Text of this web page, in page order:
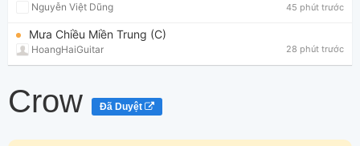
Nguyễn Việt Dũng 45 phút trước
Mưa Chiều Miền Trung (C)
HoangHaiGuitar 28 phút trước
Crow Đã Duyệt